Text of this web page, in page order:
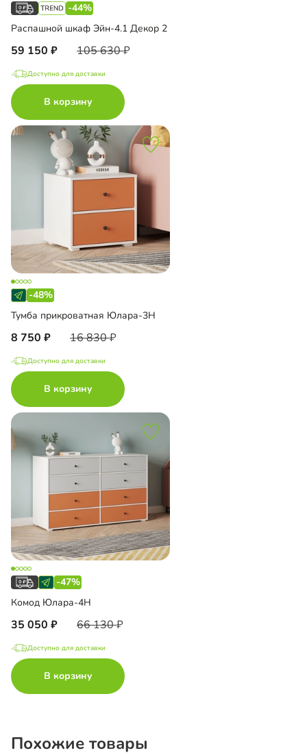
-44%
Распашной шкаф Эйн-4.1 Декор 2
59 150 105 630
Доступно для доставки
В корзину
-48%
Тумба прикроватная Юлара-3Н
8 750 16 830
Доступно для доставки
В корзину
-47%
Комод Юлара-4Н
35 050 66 130
Доступно для доставки
В корзину
Похожие товары